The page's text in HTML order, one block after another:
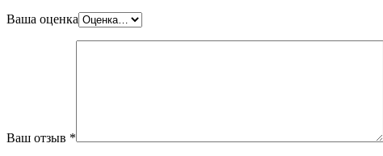
Ваша оценка
Ваш отзыв *